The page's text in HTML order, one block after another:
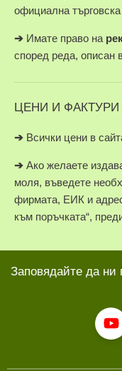
официална
➔ Имате право на
според реда,
ЦЕНИ И ФАКТУРИ
➔ Всички цени в
➔ Ако желаете
моля, въведете
фирмата, ЕИК и
към поръчката“,
Заповядайте да ни